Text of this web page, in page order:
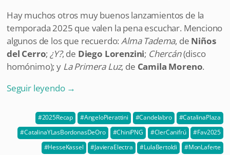
Hay muchos otros muy buenos lanzamientos de la
temporada 2025 que valen la pena escuchar. Menciono
algunos de los que recuerdo:Alma Tadema, de Niños
del Cerro;¿Y?, de Diego Lorenzini; Chercán(disco
homónimo); y La Primera Luz, de Camila Moreno.
Seguir leyendo →
2025Recap AngeloPierattini Candelabro
CatalinaPlaza
CatalinaYLasBordonasDeOro
ChiniPNG ClerCanifrú
Fav2025
HesseKassel
JavieraElectra LulaBertoldi
MonLaferte